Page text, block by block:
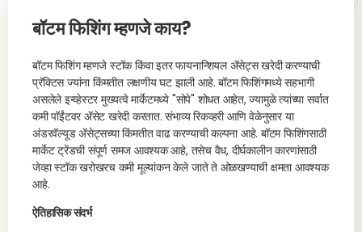
बॉटम फिशिंग म्हणजे काय?
बॉटम फिशिंग म्हणजे स्टॉक किंवा इतर फायनान्शियल ॲसेट्स खरेदी करण्याची
प्रॅक्टिस ज्यांना किंमतीत लक्षणीय घट झाली आहे. बॉटम फिशिंगमध्ये सहभागी
असलेले इन्व्हेस्टर मुख्यत्वे मार्केटमध्ये "सोपे" शोधत आहेत, ज्यामुळे त्यांच्या सर्वात
कमी पॉईंटवर ॲसेट खरेदी करतात. संभाव्य रिकव्हरी आणि वेळेनुसार या
अंडरवॅल्यूड ॲसेट्सच्या किंमतीत वाढ करण्याची कल्पना आहे. बॉटम फिशिंगसाठी
मार्केट ट्रेंडची संपूर्ण समज आवश्यक आहे, तसेच वैध, दीर्घकालीन कारणांसाठी
जेव्हा स्टॉक खरोखरच कमी मूल्यांकन केले जाते ते ओळखण्याची क्षमता आवश्यक
आहे.
ऐतिहासिक संदर्भ